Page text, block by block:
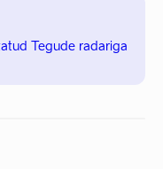
Tegude radariga